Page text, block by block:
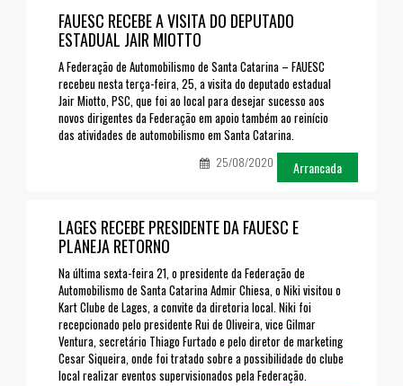
FAUESC RECEBE A VISITA DO DEPUTADO
ESTADUAL JAIR MIOTTO
A Federação de Automobilismo de Santa Catarina – FAUESC
recebeu nesta terça-feira, 25, a visita do deputado estadual
Jair Miotto, PSC, que foi ao local para desejar sucesso aos
novos dirigentes da Federação em apoio também ao reinício
das atividades de automobilismo em Santa Catarina.
Arrancada
25/08/2020
LAGES RECEBE PRESIDENTE DA FAUESC E
PLANEJA RETORNO
Na última sexta-feira 21, o presidente da Federação de
Automobilismo de Santa Catarina Admir Chiesa, o Niki visitou o
Kart Clube de Lages, a convite da diretoria local. Niki foi
recepcionado pelo presidente Rui de Oliveira, vice Gilmar
Ventura, secretário Thiago Furtado e pelo diretor de marketing
Cesar Siqueira, onde foi tratado sobre a possibilidade do clube
local realizar eventos supervisionados pela Federação.